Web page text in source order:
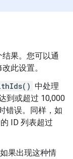
果。您可以通
此设置。
中处理
到或超过 10,000
错误。同样，如
ID 列表超过
果出现这种情